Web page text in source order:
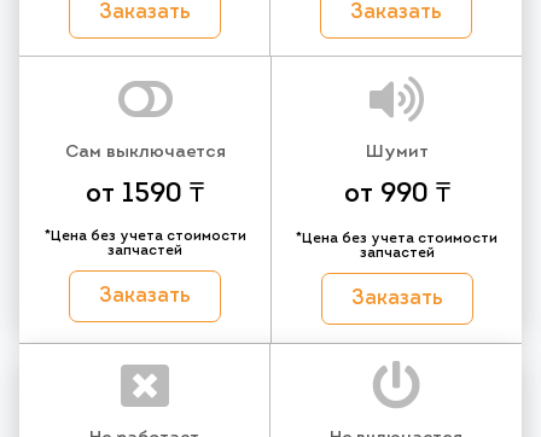
Заказать Заказать
Сам выключается
от 1590 ₸
*Цена без учета стоимости
запчастей
Заказать
Шумит
от 990 ₸
*Цена без учета стоимости
запчастей
Заказать